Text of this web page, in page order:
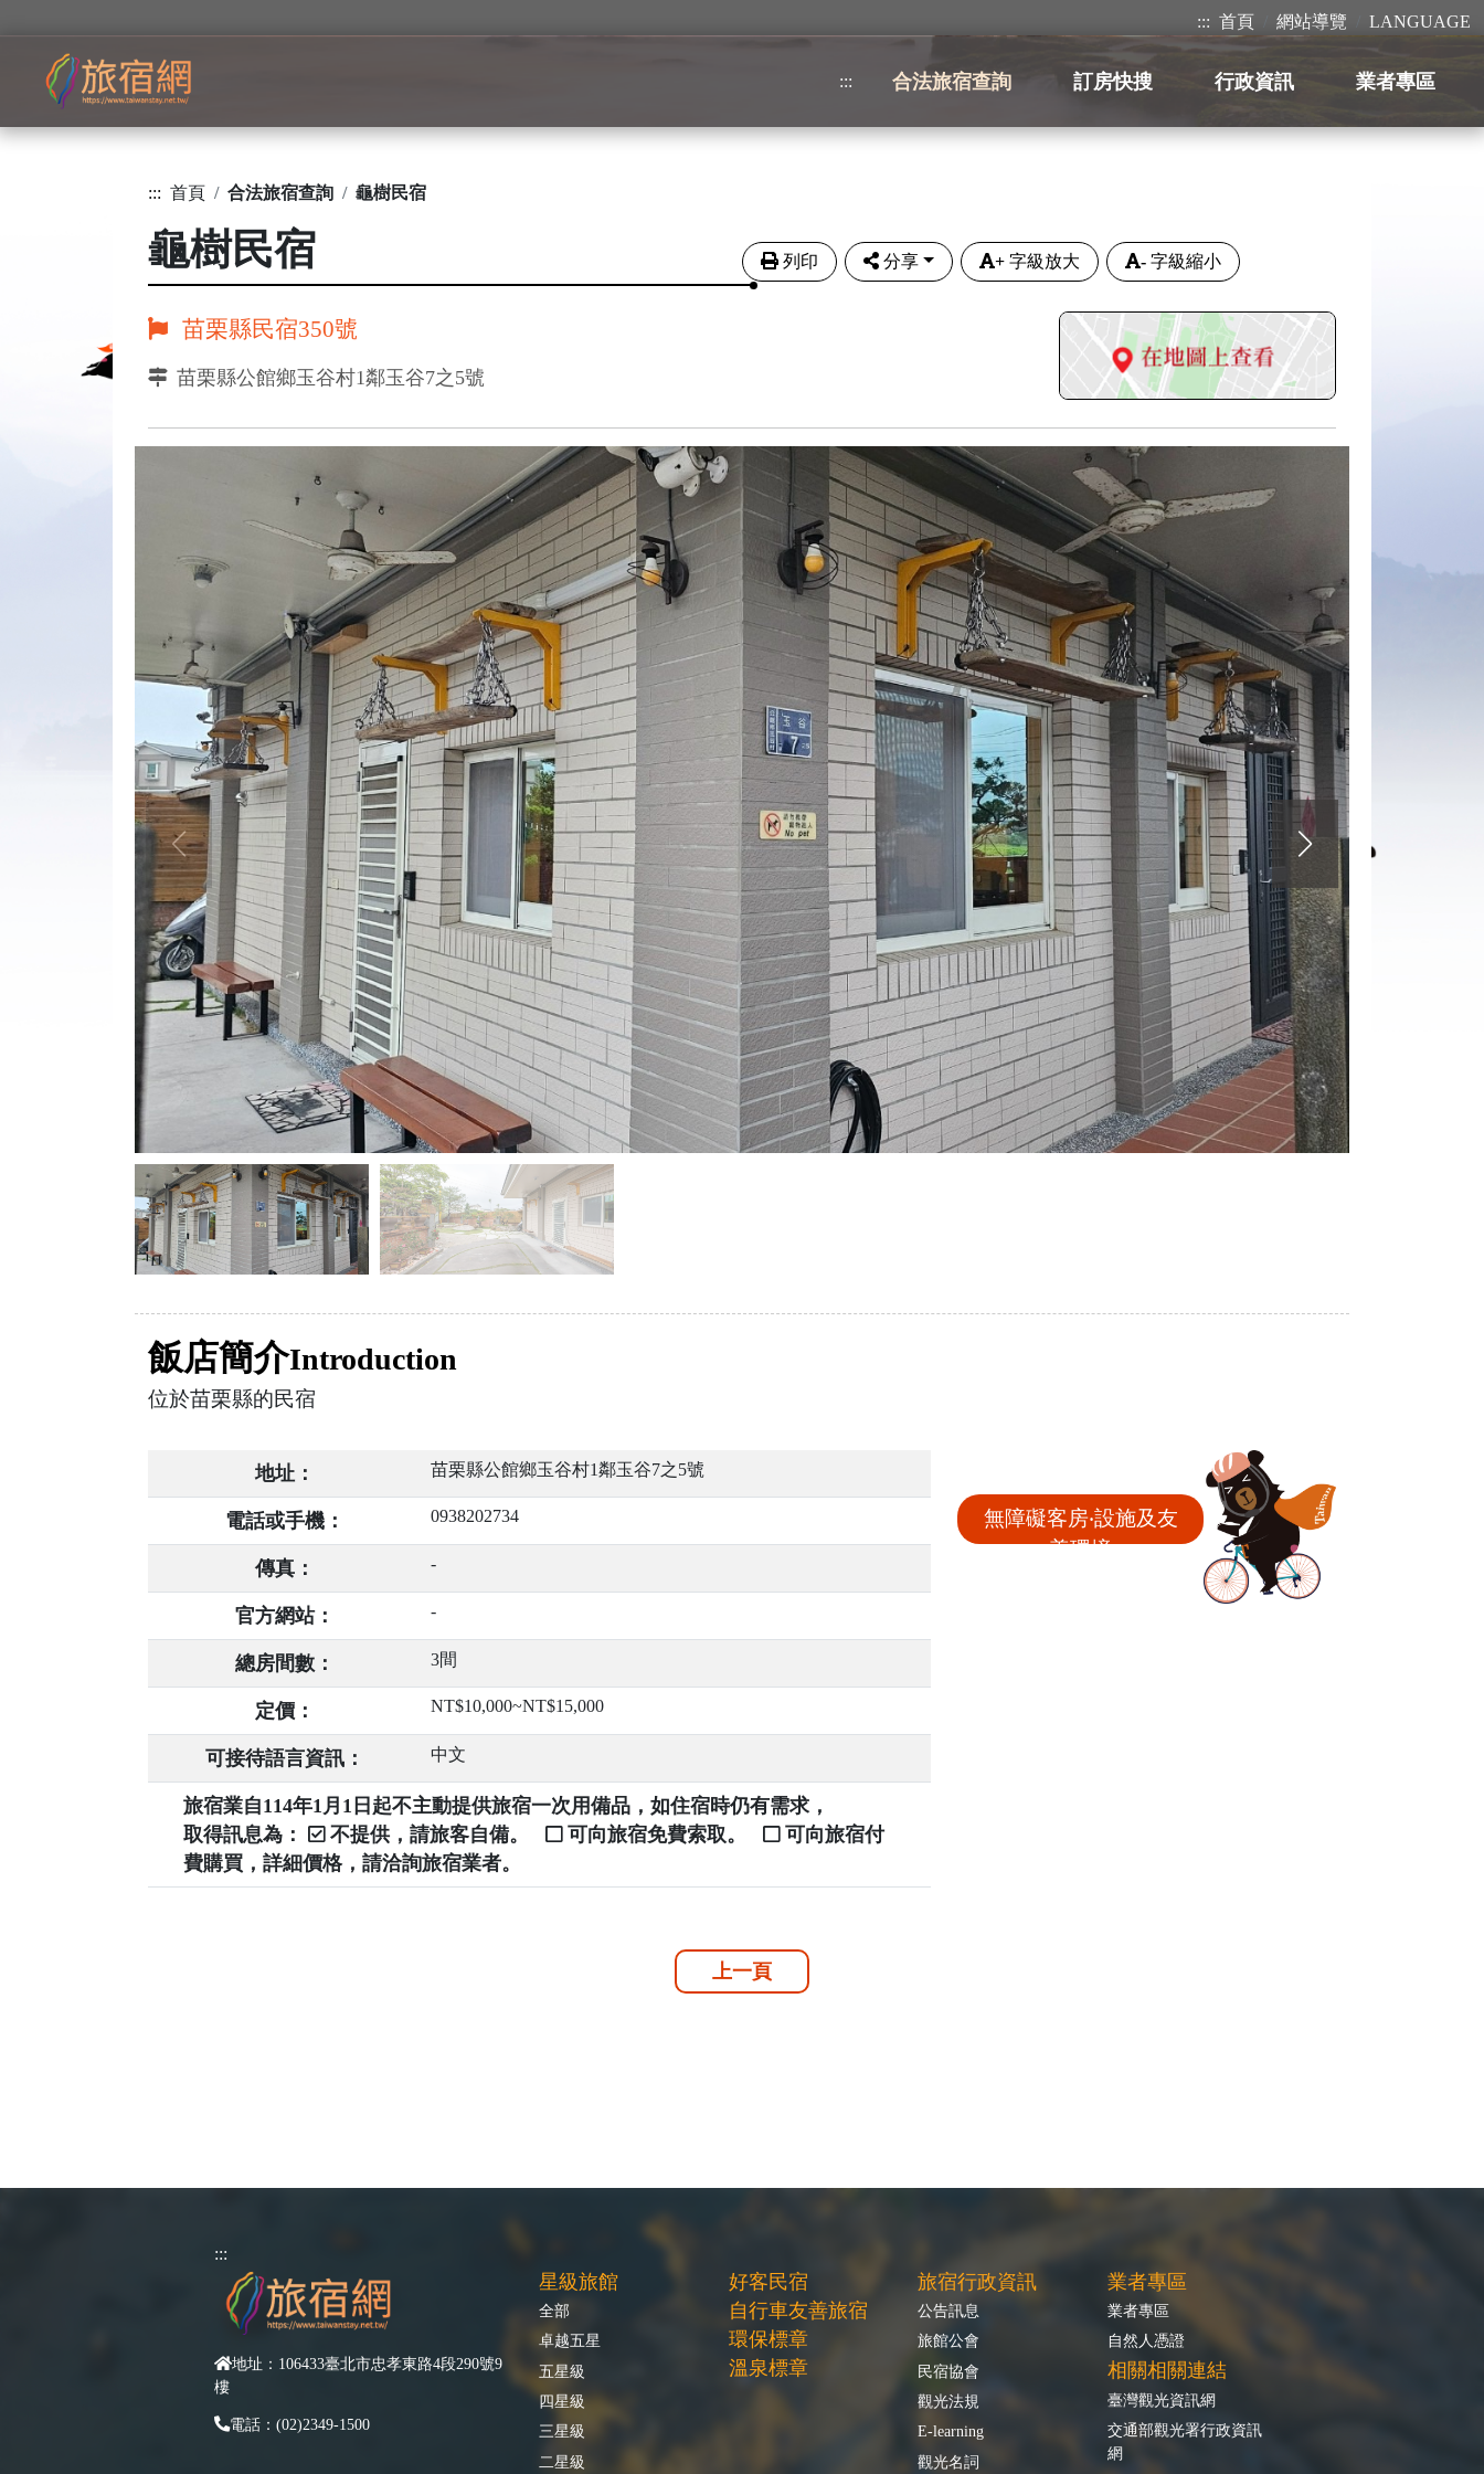
::: 首頁 網站導覽 LANGUAGE
::: 合法旅宿查詢 訂房快搜 行政資訊 業者專區
::: 首頁 合法旅宿查詢 龜樹民宿
龜樹民宿 列印 分享 + 字級放大 - 字級縮小
苗栗縣民宿350號
苗栗縣公館鄉玉谷村1鄰玉谷7之5號
飯店簡介Introduction
位於苗栗縣的民宿
地址： 苗栗縣公館鄉玉谷村1鄰玉谷7之5號
電話或手機： 0938202734
傳真： -
官方網站： -
總房間數： 3間
定價： NT$10,000~NT$15,000
可接待語言資訊： 中文
旅宿業自114年1月1日起不主動提供旅宿一次用備品，如住宿時仍有需求，
取得訊息為：
不提供，請旅客自備。 可向旅宿免費索取。
可向旅宿付
費購買，詳細價格，請洽詢旅宿業者。
無障礙客房‧設施及友
善環境
上一頁
:::
地址：106433臺北市忠孝東路4段290號9
樓
電話：(02)2349-1500
星級旅館
全部
卓越五星
五星級
四星級
三星級
二星級
好客民宿
自行車友善旅宿
環保標章
溫泉標章
旅宿行政資訊
公告訊息
旅館公會
民宿協會
觀光法規
E-learning
觀光名詞
業者專區
業者專區
自然人憑證
相關相關連結
臺灣觀光資訊網
交通部觀光署行政資訊
網